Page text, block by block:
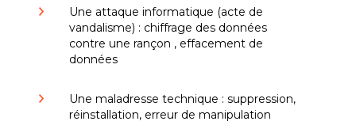
Une attaque informatique (acte de
vandalisme) : chiffrage des données
contre une rançon , effacement de
données
Une maladresse technique : suppression,
réinstallation, erreur de manipulation